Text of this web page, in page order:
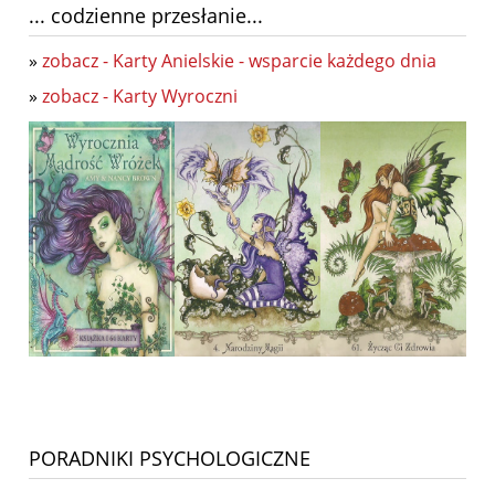
... codzienne przesłanie...
» zobacz - Karty Anielskie - wsparcie każdego dnia
» zobacz - Karty Wyroczni
PORADNIKI PSYCHOLOGICZNE